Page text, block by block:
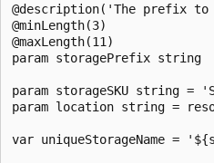
@description('The prefix
@minLength(3)
@maxLength(11)
param storagePrefix string
param storageSKU string =
param location string =
var uniqueStorageName =